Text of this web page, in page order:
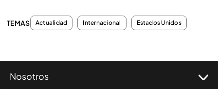
TEMAS Actualidad Internacional Estados Unidos
Nosotros